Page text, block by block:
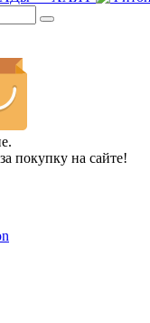
покупку на сайте!